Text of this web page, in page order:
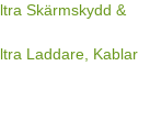
Skärmskydd &
Laddare, Kablar